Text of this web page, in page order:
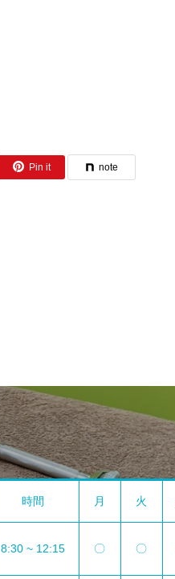
Pin it note
時間 月 火
8:30 ~ 12:15 〇 〇